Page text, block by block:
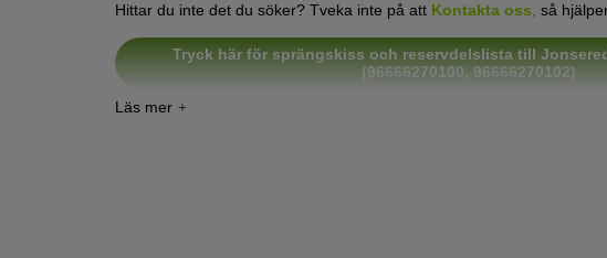
Hittar du inte det du söker? Tveka inte på att Kontakta oss, så
Tryck här för sprängskiss och reservdelslista till
(96666270100, 96666270102)